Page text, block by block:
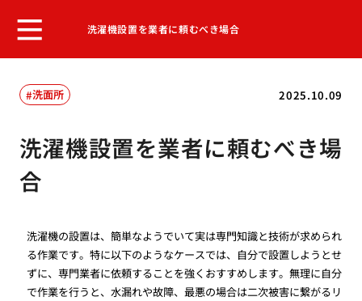
洗濯機設置を業者に頼むべき場合
2025.10.09
洗面所
洗濯機設置を業者に頼むべき場
合
洗濯機の設置は、簡単なようでいて実は専門知識と技術が求められ
る作業です。特に以下のようなケースでは、自分で設置しようとせ
ずに、専門業者に依頼することを強くおすすめします。無理に自分
で作業を行うと、水漏れや故障、最悪の場合は二次被害に繋がるリ